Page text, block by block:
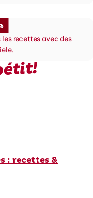
recettes avec des
: recettes &